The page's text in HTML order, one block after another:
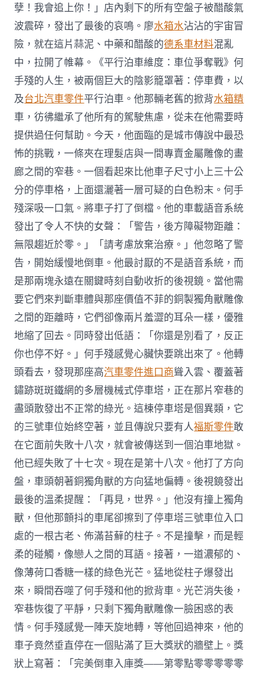
孽！我會追上你！」店內剩下的所有空盤子被醋酸氣
波震碎，發出了最後的哀鳴。廖水箱水沾沾的宇宙冒
險，就在這片蒜泥、中藥和醋酸的德系車材料混亂
中，拉開了帷幕。《平行泊車維度：車位爭奪戰》何
手殘的人生，被兩個巨大的陰影籠罩著：停車費，以
及台北汽車零件平行泊車。他那輛老舊的掀背水箱精
車，彷彿繼承了他所有的駕駛焦慮，從未在他需要時
提供過任何幫助。今天，他面臨的是城市傳說中最恐
怖的挑戰，一條夾在理髮店與一間專賣金屬雕像的畫
廊之間的窄巷。一個看起來比他車子尺寸小上三十公
分的停車格，上面還灑著一層可疑的白色粉末。何手
殘深吸一口氣。將車子打了倒檔。他的車載語音系統
發出了令人不快的女聲：「警告，後方障礙物距離：
無限趨近於零。」「請考慮放棄治療。」他忽略了警
告，開始緩慢地倒車。他最討厭的不是語音系統，而
是那兩塊永遠在關鍵時刻自動收折的後視鏡。當他需
要它們來判斷車體與那座價值不菲的銅製獨角獸雕像
之間的距離時，它們卻像兩片羞澀的耳朵一樣，優雅
地縮了回去。同時發出低語：「你還是別看了，反正
你也停不好。」何手殘感覺心臟快要跳出來了。他轉
頭看去，發現那座高汽車零件進口商聳入雲、覆蓋著
鏽跡斑斑鐵網的多層機械式停車塔，正在那片窄巷的
盡頭散發出不正常的綠光。這棟停車塔是個異類，它
的三號車位始終空著，並且傳說只要有人福斯零件敢
在它面前失敗十八次，就會被傳送到一個泊車地獄。
他已經失敗了十七次。現在是第十八次。他打了方向
盤，車頭朝著銅獨角獸的方向猛地偏轉。後視鏡發出
最後的溫柔提醒：「再見，世界。」他沒有撞上獨角
獸，但他那顫抖的車尾卻擦到了停車塔三號車位入口
處的一根古老、佈滿苔蘚的柱子。不是撞擊，而是輕
柔的碰觸，像戀人之間的耳語。接著，一道濃郁的、
像薄荷口香糖一樣的綠色光芒。猛地從柱子爆發出
來，瞬間吞噬了何手殘和他的掀背車。光芒消失後，
窄巷恢復了平靜，只剩下獨角獸雕像一臉困惑的表
情。何手殘感覺一陣天旋地轉，等他回過神來，他的
車子竟然垂直停在一個貼滿了巨大獎狀的牆壁上。獎
狀上寫著：「完美倒車入庫獎——第零點零零零零零